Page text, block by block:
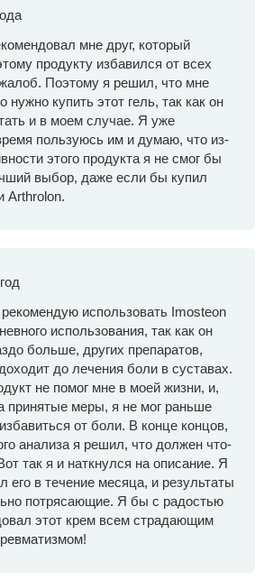
мне друг, который
продукту избавился от всех
Поэтому я решил, что мне
нужно купить этот гель, так как он
и в моем случае. Я уже
пользуюсь им и думаю, что из-
этого продукта я не смог бы
выбор, даже если бы купил
Arthrolon.
использовать Imosteon
использования, так как он
больше, других препаратов,
до лечения боли в суставах.
не помог мне в моей жизни, и,
принятые меры, я не мог раньше
от боли. В конце концов,
анализа я решил, что должен что-
так я и наткнулся на описание. Я
его в течение месяца, и результаты
потрясающие. Я бы с радостью
этот крем всем страдающим